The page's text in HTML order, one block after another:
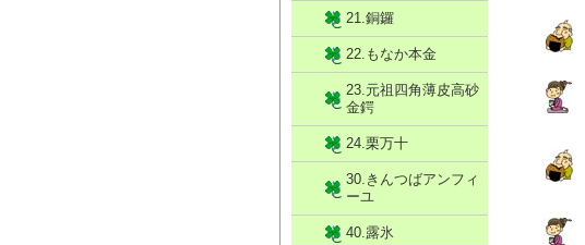
21.銅鑼
22.もなか本金
23.元祖四角薄皮高砂
金鍔
24.栗万十
30.きんつばアンフィ
ーユ
40.露氷